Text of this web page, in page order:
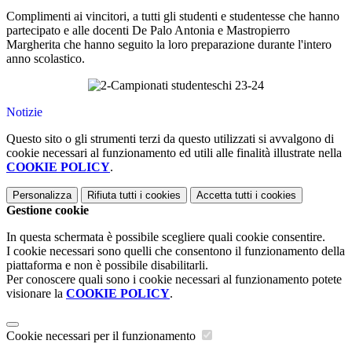
Complimenti ai vincitori, a tutti gli studenti e studentesse che hanno
partecipato e alle docenti De Palo Antonia e Mastropierro
Margherita che hanno seguito la loro preparazione durante l'intero
anno scolastico.
Notizie
Questo sito o gli strumenti terzi da questo utilizzati si avvalgono di
cookie necessari al funzionamento ed utili alle finalità illustrate nella
COOKIE POLICY.
Personalizza Rifiuta tutti i cookies Accetta tutti i cookies
Gestione cookie
In questa schermata è possibile scegliere quali cookie consentire.
I cookie necessari sono quelli che consentono il funzionamento della
piattaforma e non è possibile disabilitarli.
Per conoscere quali sono i cookie necessari al funzionamento potete
visionare la COOKIE POLICY.
Cookie necessari per il funzionamento